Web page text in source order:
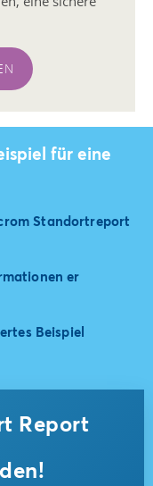
für eine
Standortreport
er
Beispiel
Report